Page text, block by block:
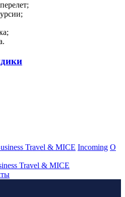
Travel & MICE Incoming О
Travel & MICE